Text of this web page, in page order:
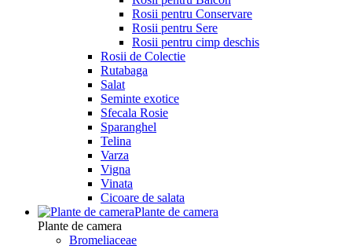
Rosii pentru Conservare
Rosii pentru Sere
Rosii pentru cimp deschis
Rosii de Colectie
Rutabaga
Salat
Seminte exotice
Sfecala Rosie
Sparanghel
Telina
Varza
Vigna
Vinata
Сicoare de salata
Plante de camera
Plante de camera
Bromeliaceae